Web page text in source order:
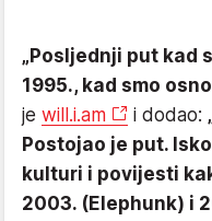
„Posljednji put kad
1995., kad smo
je will.i.am i dodao:
Postojao je put.
kulturi i povijesti
2003. (Elephunk) i